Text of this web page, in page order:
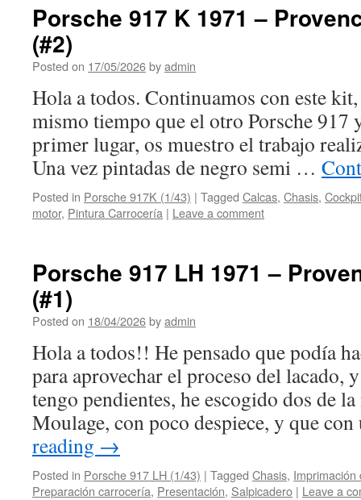
Porsche 917 K 1971 –
(#2)
Posted on 17/05/2026byadmin
Hola a todos. Continuamos con este
mismo tiempo que el otro Porsche 917
primer lugar, os muestro el trabajo
Una vez pintadas de negro semi …
Posted in Porsche 917K (1/43) | Tagged Calcas, Chasis,
motor, Pintura Carrocería | Leave a comment
Porsche 917 LH 1971 –
(#1)
Posted on 18/04/2026byadmin
Hola a todos!! He pensado que podía
para aprovechar el proceso del lacado,
tengo pendientes, he escogido dos de
Moulage, con poco despiece, y que
reading →
Posted in Porsche 917 LH (1/43) | Tagged Chasis,
Preparación carrocería, Presentación, Salpicadero | Leave a